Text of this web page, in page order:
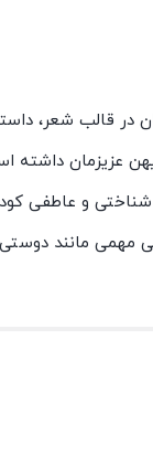
به کودکان در قالب
عزیزمان داشته
و عاطفی
مانند دوستی،